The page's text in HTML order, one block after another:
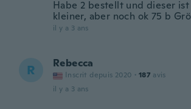
Habe 2 bestellt und dieser
kleiner, aber noch ok 75 b
il y a 3 ans
R Rebecca
Inscrit depuis 2020 · 187 avis
il y a 3 ans